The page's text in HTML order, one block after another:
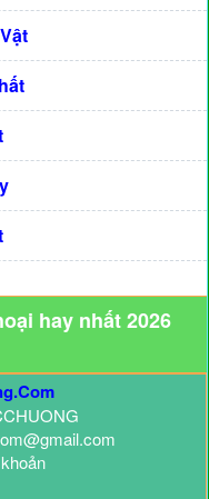
hay nhất 2026